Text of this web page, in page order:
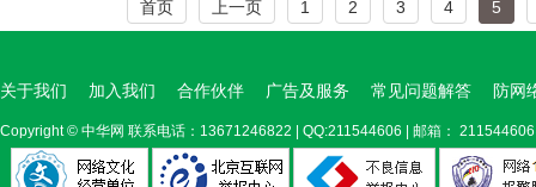
首页 上一页 1 2 3 4 5
关于我们 加入我们 合作伙伴 广告及服务 常见问题解答 防网
Copyright © 中华网 联系电话：13671246822 | QQ:211544606 | 邮箱：